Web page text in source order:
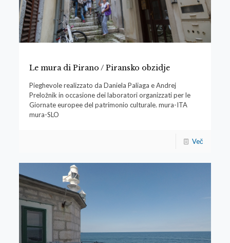
Le mura di Pirano / Piransko obzidje
Pieghevole realizzato da Daniela Paliaga e Andrej
Preložnik in occasione dei laboratori organizzati per le
Giornate europee del patrimonio culturale. mura-ITA
mura-SLO
Več